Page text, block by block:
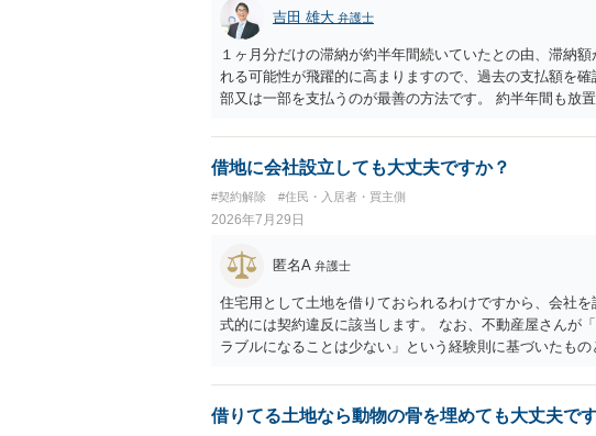
吉田 雄大 弁護士
１ヶ月分だけの滞納が約半年間続いていたとの由、滞納
れる可能性が飛躍的に高まりますので、過去の支払額を
部又は一部を支払うのが最善の方法です。 約半年間も放
借地に会社設立しても大丈夫ですか？
#契約解除 #住民・入居者・買主側
2026年7月29日
匿名A 弁護士
住宅用として土地を借りておられるわけですから、会社
式的には契約違反に該当します。 なお、不動産屋さんが
ラブルになることは少ない」という経験則に基づいたも
で、建物を事務所・店舗用に大きく改築する等までなさ
れません。 しかしそれでも、大家さんが契約違反を口実
借りてる土地なら動物の骨を埋めても大丈夫で